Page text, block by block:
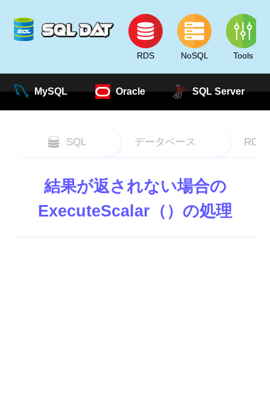
RDS NoSQL Tools
MySQL Oracle SQL Server
SQL データベース RDS
結果が返されない場合の
ExecuteScalar（）の処理